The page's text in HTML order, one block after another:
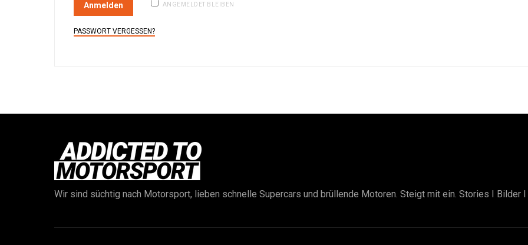
ANGEMELDET BLEIBEN
Anmelden
PASSWORT VERGESSEN?
Wir sind süchtig nach Motorsport, lieben schnelle Supercars und brüllende Motoren. Steigt mit ein. Stories I Bilder I